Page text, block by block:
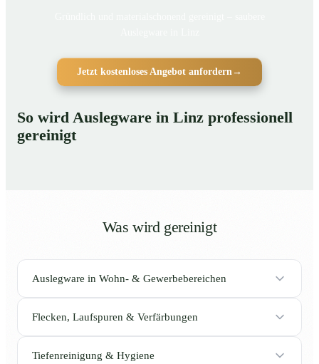
Jetzt kostenloses Angebot anfordern→
So wird Auslegware in Linz professionell
gereinigt
Was wird gereinigt
Auslegware in Wohn- & Gewerbebereichen
Flecken, Laufspuren & Verfärbungen
Tiefenreinigung & Hygiene